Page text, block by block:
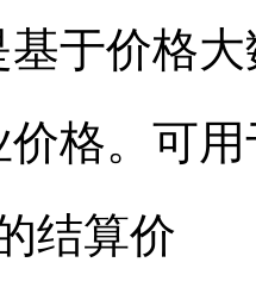
于价格
格。可
结算价